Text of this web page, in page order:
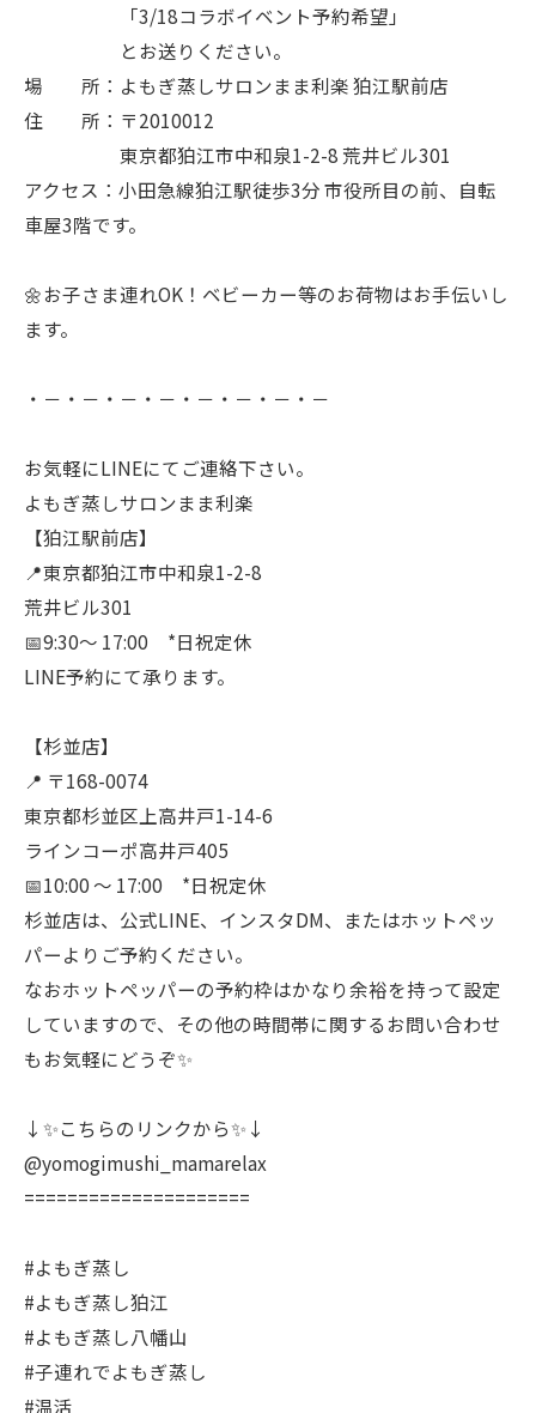
「3/18コラボイベント予約希望」
とお送りください。
場 所：よもぎ蒸しサロンまま利楽 狛江駅前店
住 所：〒2010012
東京都狛江市中和泉1-2-8 荒井ビル301
アクセス：小田急線狛江駅徒歩3分 市役所目の前、自転
車屋3階です。
🌼お子さま連れOK！ベビーカー等のお荷物はお手伝いし
ます。
・－・－・－・－・－・－・－・－
お気軽にLINEにてご連絡下さい。
よもぎ蒸しサロンまま利楽
【狛江駅前店】
📍東京都狛江市中和泉1-2-8
荒井ビル301
📅9:30〜 17:00 *日祝定休
LINE予約にて承ります。
【杉並店】
📍 〒168-0074
東京都杉並区上高井戸1-14-6
ラインコーポ高井戸405
📅10:00 〜 17:00 *日祝定休
杉並店は、公式LINE、インスタDM、またはホットペッ
パーよりご予約ください。
なおホットペッパーの予約枠はかなり余裕を持って設定
していますので、その他の時間帯に関するお問い合わせ
もお気軽にどうぞ✨
↓✨こちらのリンクから✨↓
@yomogimushi_mamarelax
=====================
#よもぎ蒸し
#よもぎ蒸し狛江
#よもぎ蒸し八幡山
#子連れでよもぎ蒸し
#温活